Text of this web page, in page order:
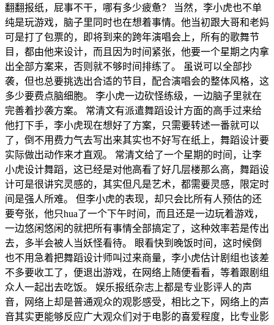
翻翻报纸，屁事不干，哪有多少疲惫？ 当然，李小虎也不单
纯是玩游戏，脑子里同时也在想着事情。他当初跟大哥和老妈
可是打了包票的，即将到来的跨年演唱会上，所有的歌舞节
目，都由他来设计，而且因为时间紧张，他要一个星期之内拿
出全部方案来，否则就不够时间排练了。 虽说可以全部抄
袭，但也总要挑选出合适的节目，配合演唱会的整体风格，这
多少要费点脑细胞。 李小虎一边砍怪练级，一边脑子里就在
完善着抄袭方案。 常清文有派遣舞蹈设计方面的高手过来给
他打下手，李小虎现在想好了方案，只需要转述一番就可以
了，倒不用费力气去写出来其实也不好写在纸上，舞蹈设计要
实际做出动作来才直观。 常清文给了一个星期的时间，让李
小虎设计舞蹈，这已经是对他高看了好几层楼那么高，舞蹈设
计可是很讲究灵感的，其实但凡是艺术，都需要灵感，限定时
间是强人所难。 但李小虎的表现，却只会比所有人预估的还
要夸张，他只hua了一个下午时间，而且还是一边玩着游戏，
一边悠闲悠闲的就把所有事情全部搞定了，这种效率若是传出
去，多半会被人当妖怪看待。 眼看快到晚饭时间，这时候倒
也不用急着把舞蹈设计师叫过来商量，李小虎估计剧组也该差
不多要收工了，便退出游戏，在网络上随便看看，等着跟剧组
众人一起出去吃饭。 娱乐报纸杂志上都是专业影评人的声
音，网络上却是普通观众的观影感受，相比之下，网络上的声
音其实更能够反应广大观众们对于电影的喜爱程度，比专业影